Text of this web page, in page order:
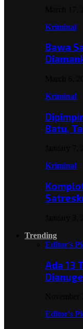
Kriminal
Bawa
Kriminal
Batu,
Kriminal
Trending
Editor's
Ada 13
Editor's